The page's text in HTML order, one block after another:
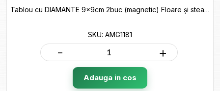
Tablou cu DIAMANTE 9x9cm 2buc (magnetic) Floare și stea AMG1181
SKU: AMG1181
- +
Adauga in cos